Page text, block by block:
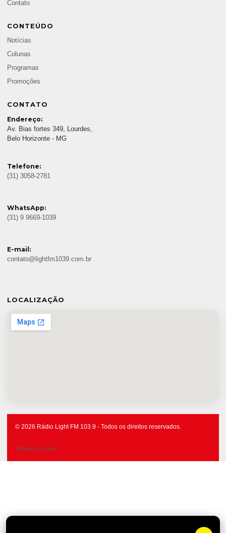
Contato
CONTEÚDO
Notícias
Colunas
Programas
Promoções
CONTATO
Endereço:
Av. Bias fortes 349, Lourdes,
Belo Horizonte - MG
Telefone:
(31) 3058-2781
WhatsApp:
(31) 9 9669-1039
E-mail:
contato@lightfm1039.com.br
LOCALIZAÇÃO
© 2026 Rádio Light FM 103.9 - Todos os direitos reservados.
Termos de Uso